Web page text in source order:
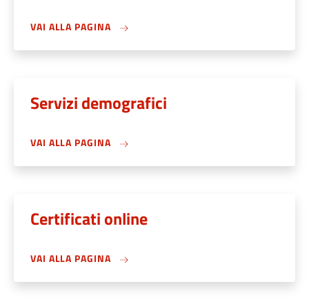
VAI ALLA PAGINA
Servizi demografici
VAI ALLA PAGINA
Certificati online
VAI ALLA PAGINA